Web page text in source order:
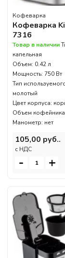
Кофеварка
Кофеварка
7316
Товар в наличии
капельная
Объем: 0.42 л
Мощность: 750 Вт
Тип
молотый
Цвет корпуса:
Объем
Манометр: нет
105,00 руб..
c НДС
- +